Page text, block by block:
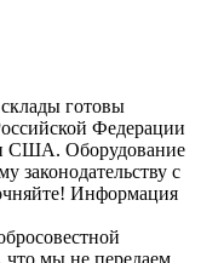
готовы
Федерации
США. Оборудование
законодательству с
Информация
мы не передаем